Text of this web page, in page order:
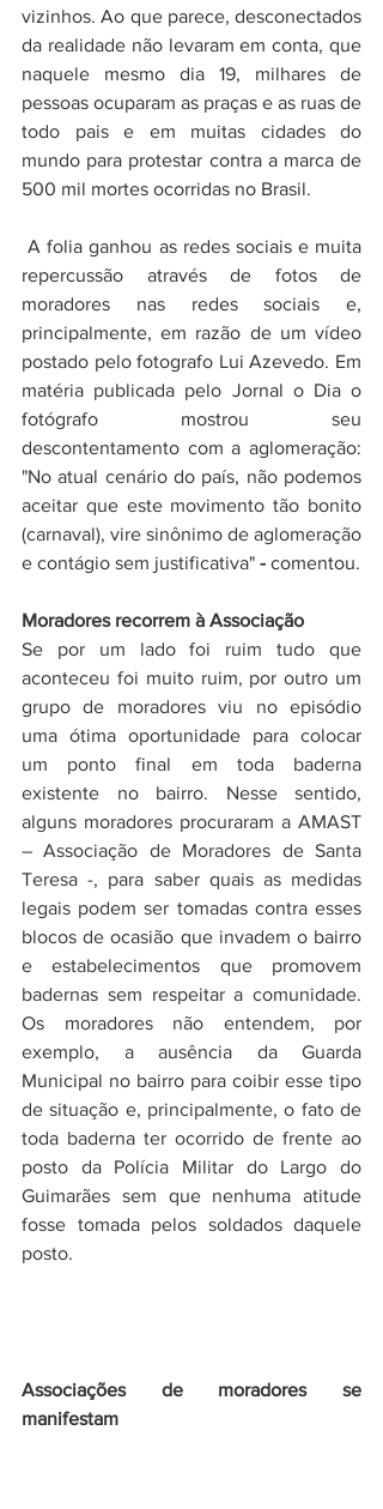
vizinhos. Ao que parece, desconectados
da realidade não levaram em conta, que
naquele mesmo dia 19, milhares de
pessoas ocuparam as praças e as ruas de
todo pais e em muitas cidades do
mundo para protestar contra a marca de
500 mil mortes ocorridas no Brasil.
A folia ganhou as redes sociais e muita
repercussão através de fotos de
moradores nas redes sociais e,
principalmente, em razão de um vídeo
postado pelo fotografo Lui Azevedo. Em
matéria publicada pelo Jornal o Dia o
fotógrafo mostrou seu
"No atual cenário do país, não podemos
aceitar que este movimento tão bonito
(carnaval), vire sinônimo de aglomeração
e contágio sem justificativa" - comentou.
Moradores recorrem à Associação
Se por um lado foi ruim tudo que
aconteceu foi muito ruim, por outro um
grupo de moradores viu no episódio
uma ótima oportunidade para colocar
um ponto final em toda baderna
existente no bairro. Nesse sentido,
alguns moradores procuraram a AMAST
– Associação de Moradores de Santa
Teresa -, para saber quais as medidas
legais podem ser tomadas contra esses
blocos de ocasião que invadem o bairro
e estabelecimentos que promovem
badernas sem respeitar a comunidade.
Os moradores não entendem, por
exemplo, a ausência da Guarda
Municipal no bairro para coibir esse tipo
de situação e, principalmente, o fato de
toda baderna ter ocorrido de frente ao
posto da Polícia Militar do Largo do
Guimarães sem que nenhuma atitude
fosse tomada pelos soldados daquele
posto.
Associações de moradores se
manifestam